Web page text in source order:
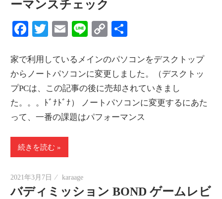
ーマンスチェック
Facebook
Twitter
EmailLineCopy
家で利用しているメインのパソコンをデスクトップ
からノートパソコンに変更しました。（デスクトッ
プPCは、この記事の後に売却されていきまし
た。。。ﾄﾞﾅﾄﾞﾅ） ノートパソコンに変更するにあた
って、一番の課題はパフォーマンス
続きを読む
2021年3月7日 karaage
バディミッション BOND ゲームレビ